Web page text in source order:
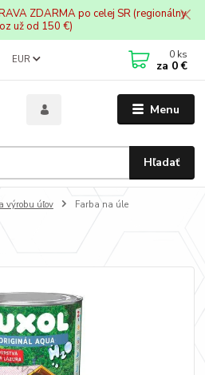
ZDARMA po celej SR (regionálny
už od 150 €)
Menu
EUR
Hľadať
0 ks
za 0 €
výrobu úľov Farba na úle